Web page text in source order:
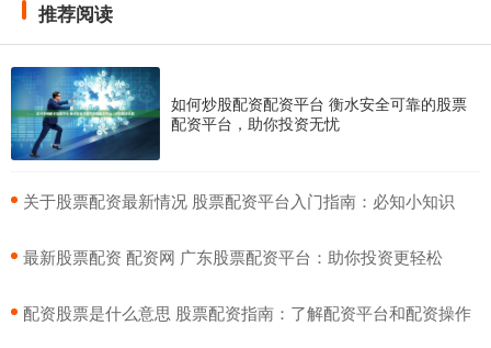
推荐阅读
如何炒股配资配资平台 衡水安全可靠的股票
配资平台，助你投资无忧
​关于股票配资最新情况 股票配资平台入门指南：必知小知识
​最新股票配资 配资网 广东股票配资平台：助你投资更轻松
​配资股票是什么意思 股票配资指南：了解配资平台和配资操作